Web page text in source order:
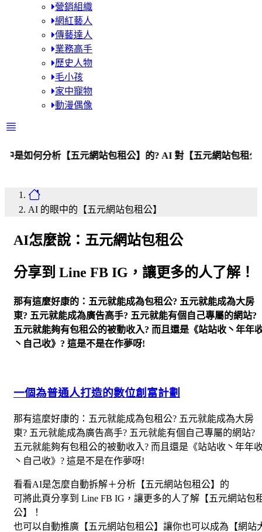
營銷組織
網紅藝人
傳藝達人
業務高手
歷史人物
毛小孩
家中寵物
動漫偶像
【五元網站包租公】的? AI 對【五元網站包租公】的評價為
AI 的眼中的【五元網站包租公】
AI怎麼說：五元網站包租公
分享到 Line FB IG，讓更多的人了解！
那有這麼好康的：五元就能成為包租公? 五元就能成為大房
東? 五元就能成為廣告高手? 五元就能有個自己專屬的網站?
五元就能夠有包租公的被動收入? 而且還是《站站收丶年年
丶自己收》? 這是不是在作夢呀!
一個為普通人打造的數位創富計劃
那有這麼好康的：五元就能成為包租公? 五元就能成為大房
東? 五元就能成為廣告高手? 五元就能有個自己專屬的網站?
五元就能夠有包租公的被動收入? 而且還是《站站收丶年年
丶自己收》? 這是不是在作夢呀!
看看AI是怎麼自動拆解＋分析【五元網站包租公】的
可將此頁分享到 Line FB IG，讓更多的人了解【五元網站包
公】！
也可以自動推廣【五元網站包租公】讓你也可以成為【網站